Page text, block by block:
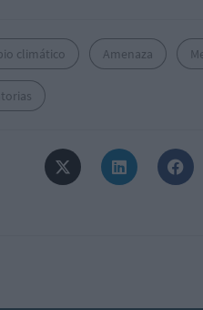
climático Amenaza